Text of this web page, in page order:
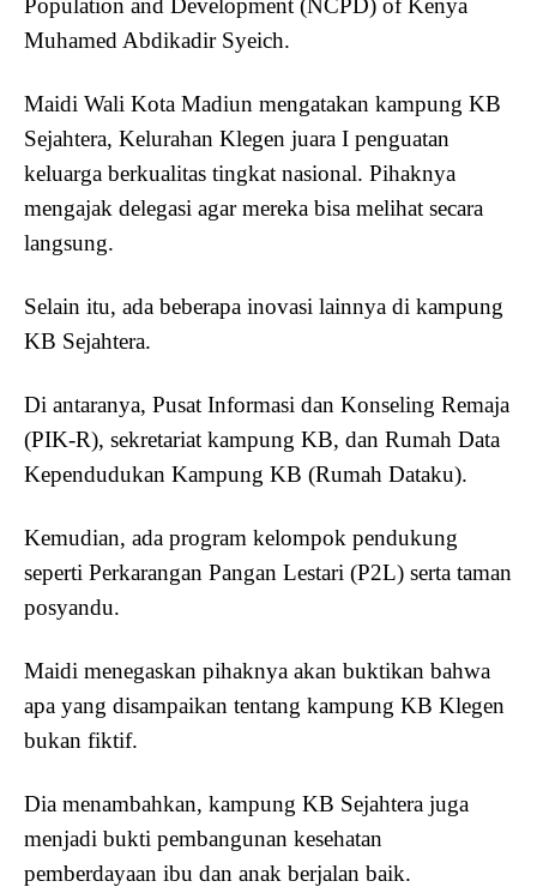
Population and Development (NCPD) of Kenya
Muhamed Abdikadir Syeich.
Maidi Wali Kota Madiun mengatakan kampung KB
Sejahtera, Kelurahan Klegen juara I penguatan
keluarga berkualitas tingkat nasional. Pihaknya
mengajak delegasi agar mereka bisa melihat secara
langsung.
Selain itu, ada beberapa inovasi lainnya di kampung
KB Sejahtera.
Di antaranya, Pusat Informasi dan Konseling Remaja
(PIK-R), sekretariat kampung KB, dan Rumah Data
Kependudukan Kampung KB (Rumah Dataku).
Kemudian, ada program kelompok pendukung
seperti Perkarangan Pangan Lestari (P2L) serta taman
posyandu.
Maidi menegaskan pihaknya akan buktikan bahwa
apa yang disampaikan tentang kampung KB Klegen
bukan fiktif.
Dia menambahkan, kampung KB Sejahtera juga
menjadi bukti pembangunan kesehatan
pemberdayaan ibu dan anak berjalan baik.